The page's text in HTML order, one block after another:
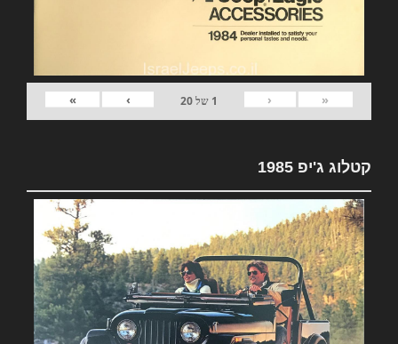
«
‹
1 של20
›
»
קטלוג ג'יפ 1985